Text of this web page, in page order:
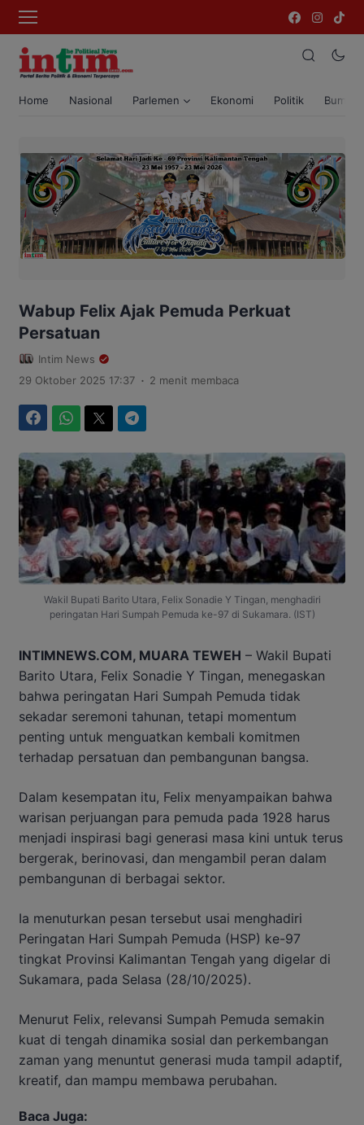
Home Nasional Parlemen Ekonomi Politik Bumi
Wabup Felix Ajak Pemuda Perkuat
Persatuan
Intim News
29 Oktober 2025 17:37 . 2 menit membaca
Wakil Bupati Barito Utara, Felix Sonadie Y Tingan, menghadiri
peringatan Hari Sumpah Pemuda ke-97 di Sukamara. (IST)
INTIMNEWS.COM, MUARA TEWEH – Wakil Bupati
Barito Utara, Felix Sonadie Y Tingan, menegaskan
bahwa peringatan Hari Sumpah Pemuda tidak
sekadar seremoni tahunan, tetapi momentum
penting untuk menguatkan kembali komitmen
terhadap persatuan dan pembangunan bangsa.
Dalam kesempatan itu, Felix menyampaikan bahwa
warisan perjuangan para pemuda pada 1928 harus
menjadi inspirasi bagi generasi masa kini untuk terus
bergerak, berinovasi, dan mengambil peran dalam
pembangunan di berbagai sektor.
Ia menuturkan pesan tersebut usai menghadiri
Peringatan Hari Sumpah Pemuda (HSP) ke-97
tingkat Provinsi Kalimantan Tengah yang digelar di
Sukamara, pada Selasa (28/10/2025).
Menurut Felix, relevansi Sumpah Pemuda semakin
kuat di tengah dinamika sosial dan perkembangan
zaman yang menuntut generasi muda tampil adaptif,
kreatif, dan mampu membawa perubahan.
Baca Juga: